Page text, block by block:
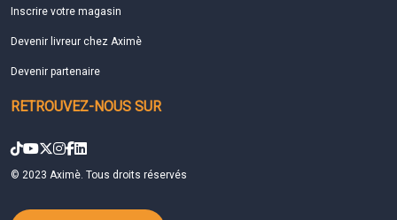
Inscrire votre magasin
Devenir livreur chez Aximè
Devenir partenaire
RETROUVEZ-NOUS SUR
© 2023 Aximè. Tous droits réservés